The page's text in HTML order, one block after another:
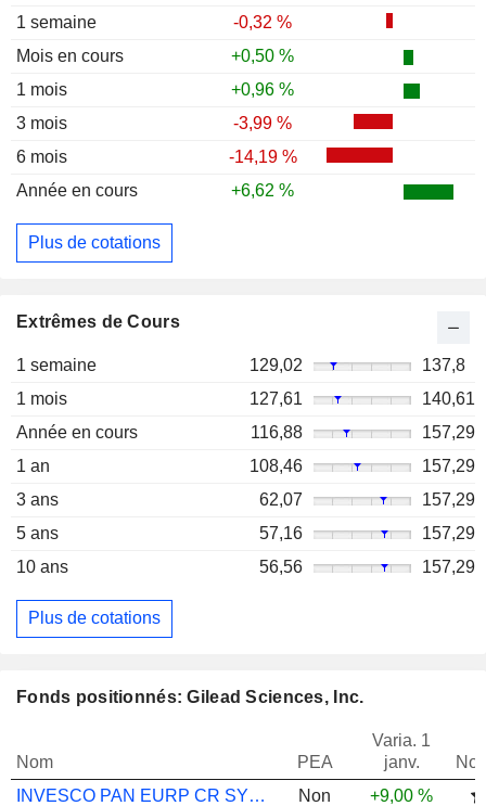
1 semaine
-0,32 %
Mois en cours
+0,50 %
1 mois
+0,96 %
3 mois
-3,99 %
6 mois
-14,19 %
Année en cours
+6,62 %
Plus de cotations
Extrêmes de Cours
1 semaine 129,02
137,8
1 mois
127,61
140,61
Année en cours
116,88
157,29
1 an
108,46
157,29
3 ans
62,07
157,29
5 ans
57,16
157,29
10 ans
56,56 157,29
Plus de cotations
Fonds positionnés: Gilead Sciences, Inc.
Nom PEA
Varia. 1
janv.
INVESCO PAN EURP CR SYSTMTC EQ A EUR ACC
Non
+9,00 %